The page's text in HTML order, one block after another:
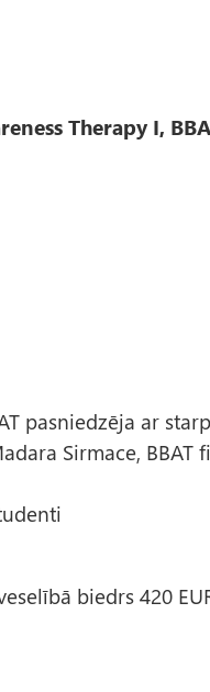
Therapy I,
pasniedzēja ar
Sirmace, BBAT
biedrs 420